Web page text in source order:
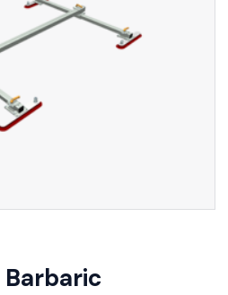
Barbaric